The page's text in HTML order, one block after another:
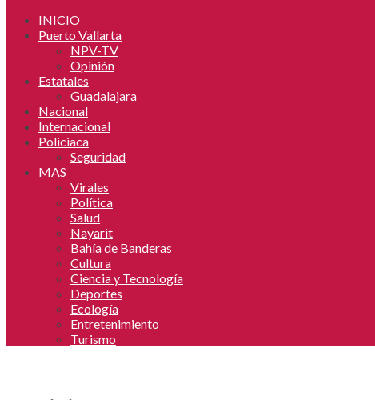
INICIO
Puerto Vallarta
NPV-TV
Opinión
Estatales
Guadalajara
Nacional
Internacional
Policiaca
Seguridad
MAS
Virales
Política
Salud
Nayarit
Bahía de Banderas
Cultura
Ciencia y Tecnología
Deportes
Ecología
Entretenimiento
Turismo